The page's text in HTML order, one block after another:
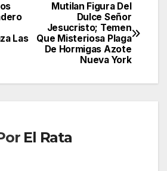
Mutilan Figura Del
Dulce Señor
Jesucristo; Temen
Que Misteriosa Plaga
De Hormigas Azote
Nueva York
Las
El Rata